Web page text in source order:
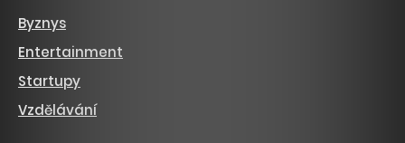
Byznys
Entertainment
Startupy
Vzdělávání